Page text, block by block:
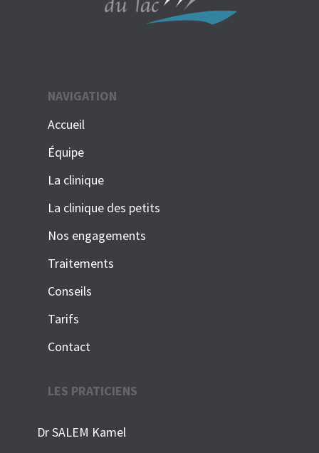
NAVIGATION
Accueil
Équipe
La clinique
La clinique des petits
Nos engagements
Traitements
Conseils
Tarifs
Contact
LES PRATICIENS
Dr SALEM Kamel